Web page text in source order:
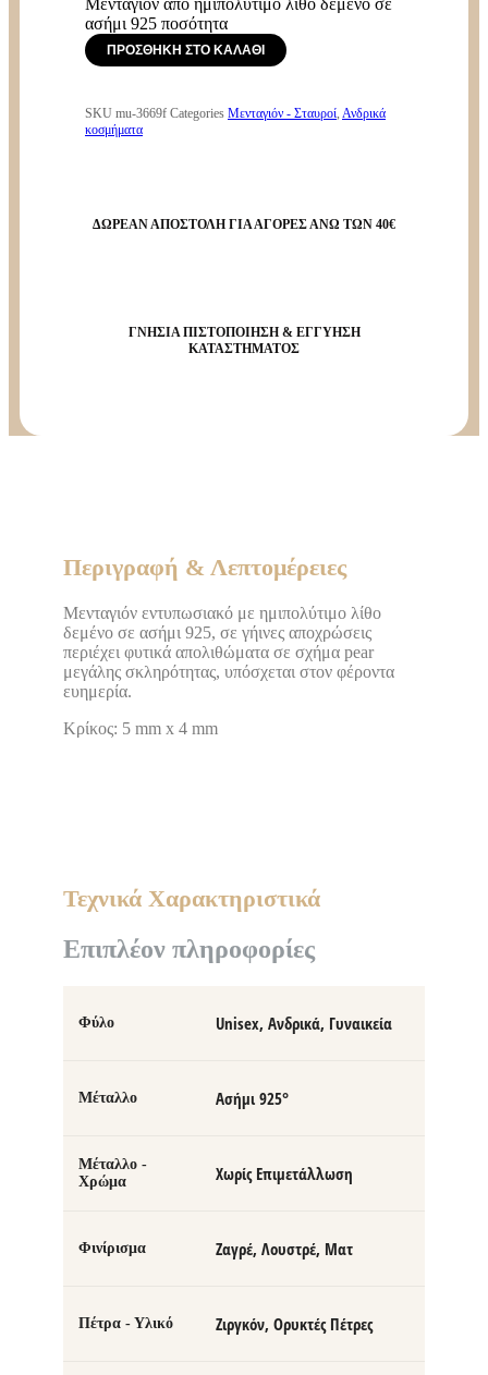
ασήμι 925 ποσότητα
ΠΡΟΣΘΉΚΗ ΣΤΟ ΚΑΛΆΘΙ
SKU mu-3669f Categories Μενταγιόν - Σταυροί, Ανδρικά
κοσμήματα
ΔΩΡΕΑΝ ΑΠΟΣΤΟΛΗ ΓΙΑ ΑΓΟΡΕΣ ΑΝΩ ΤΩΝ 40€
ΓΝΗΣΙΑ ΠΙΣΤΟΠΟΙΗΣΗ & ΕΓΓΥΗΣΗ
ΚΑΤΑΣΤΗΜΑΤΟΣ
Περιγραφή & Λεπτομέρειες
Μενταγιόν εντυπωσιακό με ημιπολύτιμο λίθο
δεμένο σε ασήμι 925, σε γήινες αποχρώσεις
περιέχει φυτικά απολιθώματα σε σχήμα pear
μεγάλης σκληρότητας, υπόσχεται στον φέροντα
ευημερία.
Κρίκος: 5 mm x 4 mm
Τεχνικά Χαρακτηριστικά
Επιπλέον πληροφορίες
Φύλο Unisex, Ανδρικά, Γυναικεία
Μέταλλο Ασήμι 925°
Μέταλλο -
Χρώμα
Χωρίς Επιμετάλλωση
Φινίρισμα Ζαγρέ, Λουστρέ, Ματ
Πέτρα - Υλικό Ζιργκόν, Ορυκτές Πέτρες